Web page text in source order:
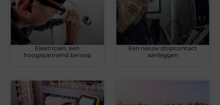
Elektricien, een
hoogspannend beroep
Een nieuw stopcontact
aanleggen